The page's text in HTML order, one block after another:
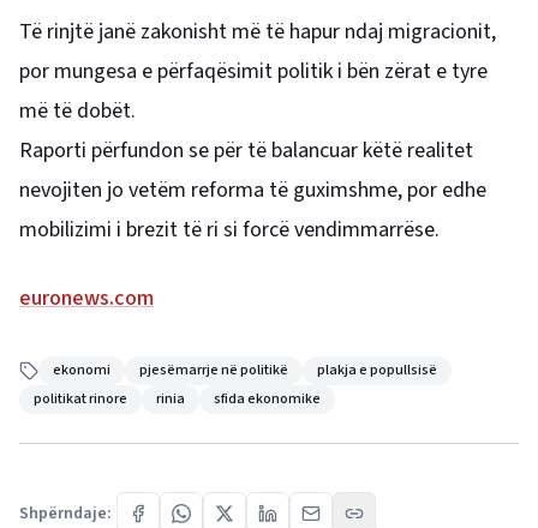
Të rinjtë janë zakonisht më të hapur ndaj migracionit,
por mungesa e përfaqësimit politik i bën zërat e tyre
më të dobët.
Raporti përfundon se për të balancuar këtë realitet
nevojiten jo vetëm reforma të guximshme, por edhe
mobilizimi i brezit të ri si forcë vendimmarrëse.
euronews.com
ekonomi pjesëmarrje në politikë
plakja e popullsisë
politikat rinore
rinia sfida ekonomike
Shpërndaje: